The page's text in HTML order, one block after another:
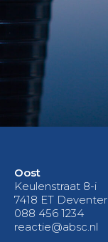
Oost
Keulenstraat 8-i
7418 ET Deventer
088 456 1234
reactie@absc.nl